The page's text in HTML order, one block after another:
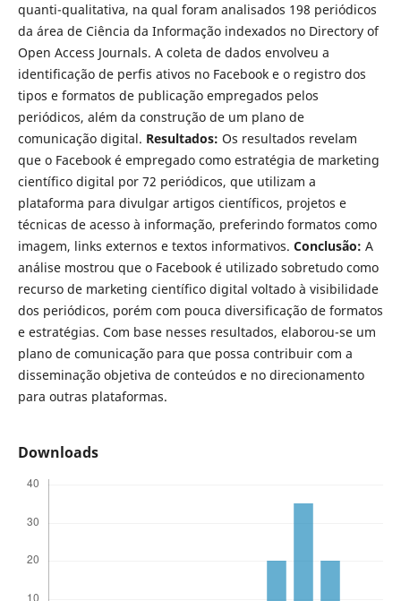
quanti-qualitativa, na qual foram analisados 198 periódicos
da área de Ciência da Informação indexados no Directory of
Open Access Journals. A coleta de dados envolveu a
identificação de perfis ativos no Facebook e o registro dos
tipos e formatos de publicação empregados pelos
periódicos, além da construção de um plano de
comunicação digital. Resultados: Os resultados revelam
que o Facebook é empregado como estratégia de marketing
científico digital por 72 periódicos, que utilizam a
plataforma para divulgar artigos científicos, projetos e
técnicas de acesso à informação, preferindo formatos como
imagem, links externos e textos informativos. Conclusão: A
análise mostrou que o Facebook é utilizado sobretudo como
recurso de marketing científico digital voltado à visibilidade
dos periódicos, porém com pouca diversificação de formatos
e estratégias. Com base nesses resultados, elaborou-se um
plano de comunicação para que possa contribuir com a
disseminação objetiva de conteúdos e no direcionamento
para outras plataformas.
Downloads